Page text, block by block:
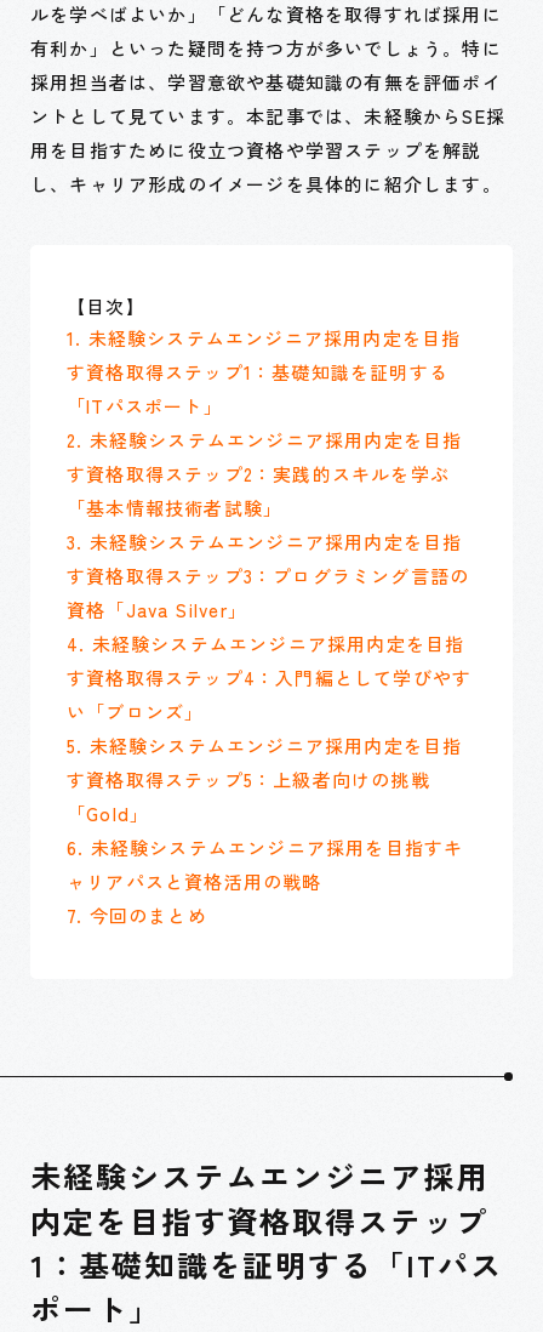
ルを学べばよいか」「どんな資格を取得すれば採用に
有利か」といった疑問を持つ方が多いでしょう。特に
採用担当者は、学習意欲や基礎知識の有無を評価ポイ
ントとして見ています。本記事では、未経験からSE採
用を目指すために役立つ資格や学習ステップを解説
し、キャリア形成のイメージを具体的に紹介します。
【目次】
1. 未経験システムエンジニア採用内定を目指
す資格取得ステップ1：基礎知識を証明する
「ITパスポート」
2. 未経験システムエンジニア採用内定を目指
す資格取得ステップ2：実践的スキルを学ぶ
「基本情報技術者試験」
3. 未経験システムエンジニア採用内定を目指
す資格取得ステップ3：プログラミング言語の
資格「Java Silver」
4. 未経験システムエンジニア採用内定を目指
す資格取得ステップ4：入門編として学びやす
い「ブロンズ」
5. 未経験システムエンジニア採用内定を目指
す資格取得ステップ5：上級者向けの挑戦
「Gold」
6. 未経験システムエンジニア採用を目指すキ
ャリアパスと資格活用の戦略
7. 今回のまとめ
未経験システムエンジニア採用
内定を目指す資格取得ステップ
1：基礎知識を証明する「ITパス
ポート」